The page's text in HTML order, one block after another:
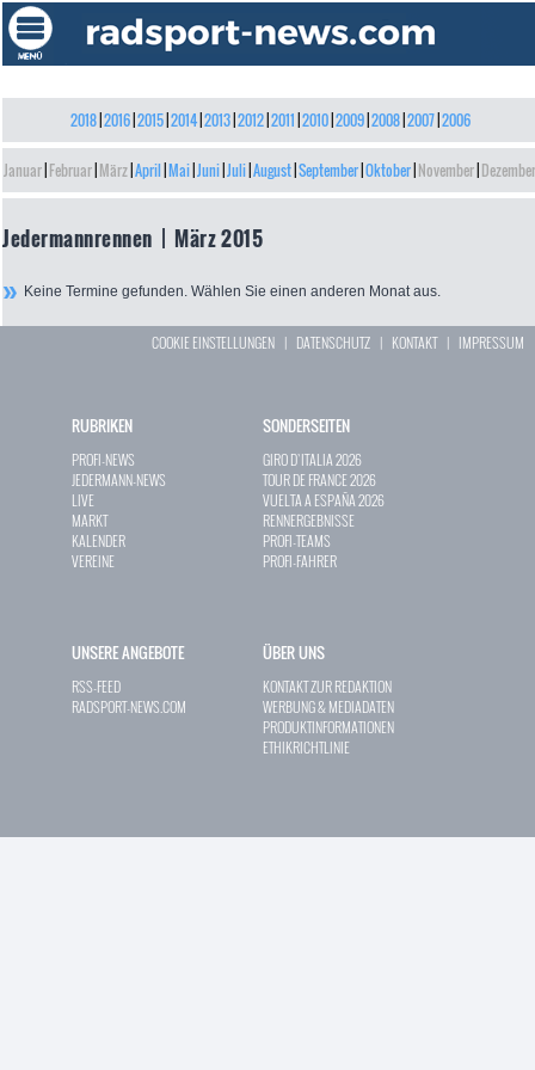
2018| 2016| 2015| 2014| 2013| 2012| 2011 2010| 2009| 2008| 2007| 2006
Januar Februar März April Mai Juni Juli August September Oktober November Dezember
Jedermannrennen | März 2015
Keine Termine gefunden. Wählen Sie einen anderen Monat aus.
COOKIE EINSTELLUNGEN | DATENSCHUTZ | KONTAKT| IMPRESSUM
RUBRIKEN
PROFI-NEWS
JEDERMANN-NEWS
LIVE
MARKT
KALENDER
VEREINE
SONDERSEITEN
GIRO D`ITALIA 2026
TOUR DE FRANCE 2026
VUELTA A ESPAÑA 2026
RENNERGEBNISSE
PROFI-TEAMS
PROFI-FAHRER
UNSERE ANGEBOTE
RSS-FEED
RADSPORT-NEWS.COM
ÜBER UNS
KONTAKT ZUR REDAKTION
WERBUNG & MEDIADATEN
PRODUKTINFORMATIONEN
ETHIKRICHTLINIE